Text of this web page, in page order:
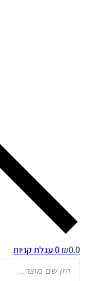
₪0.0
0 עגלת קניות
Products
search